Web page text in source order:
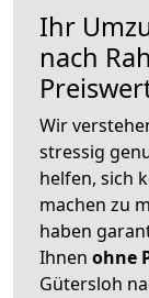
Ihr
nach
Wir
stressig
helfen, sich
machen zu
haben
Ihnen ohne
Gütersloh